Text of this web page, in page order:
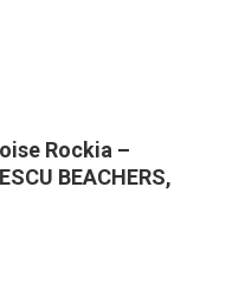
Rockia –
BEACHERS,